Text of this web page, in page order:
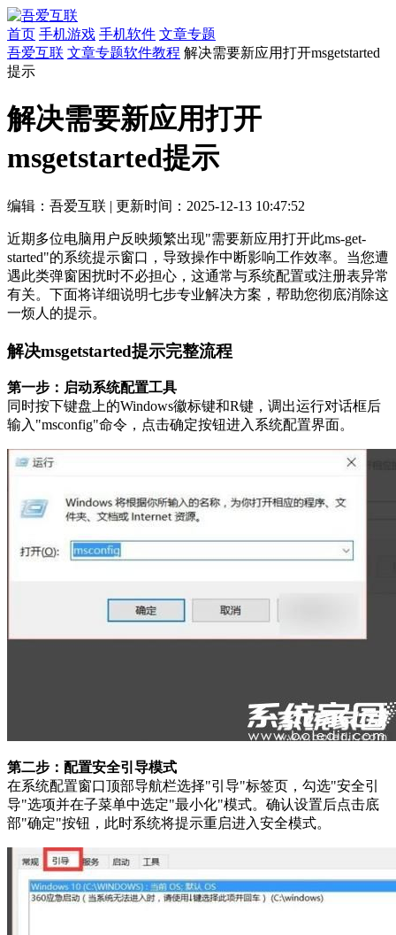
首页 手机游戏 手机软件 文章专题
吾爱互联 文章专题软件教程 解决需要新应用打开msgetstarted
提示
解决需要新应用打开
msgetstarted提示
编辑：吾爱互联 | 更新时间：2025-12-13 10:47:52
近期多位电脑用户反映频繁出现"需要新应用打开此ms-get-
started"的系统提示窗口，导致操作中断影响工作效率。当您遭
遇此类弹窗困扰时不必担心，这通常与系统配置或注册表异常
有关。下面将详细说明七步专业解决方案，帮助您彻底消除这
一烦人的提示。
解决msgetstarted提示完整流程
第一步：启动系统配置工具
同时按下键盘上的Windows徽标键和R键，调出运行对话框后
输入"msconfig"命令，点击确定按钮进入系统配置界面。
第二步：配置安全引导模式
在系统配置窗口顶部导航栏选择"引导"标签页，勾选"安全引
导"选项并在子菜单中选定"最小化"模式。确认设置后点击底
部"确定"按钮，此时系统将提示重启进入安全模式。